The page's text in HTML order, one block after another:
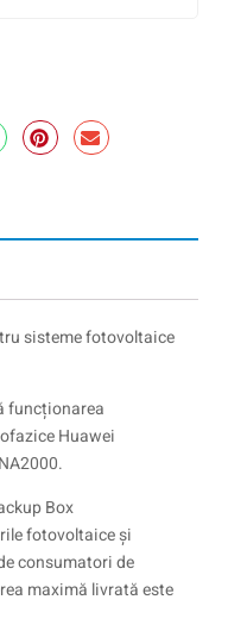
sisteme fotovoltaice
funcționarea
Huawei
Box
fotovoltaice și
consumatori de
maximă livrată este